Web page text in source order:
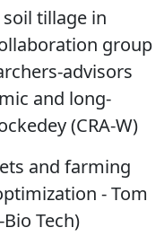
tillage in
group
advisors
and long-
(CRA-W)
and farming
- Tom
Tech)